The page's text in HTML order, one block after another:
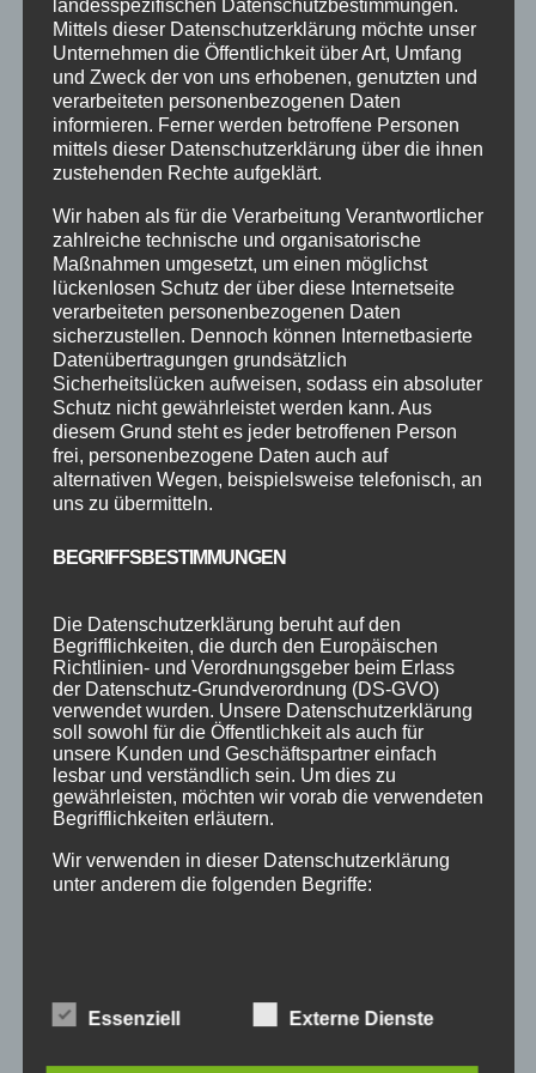
Freunde der Tanzschule, seit dem 08.06.2020
dürfen Tanzschulen unter bestimmten
Auflagen wieder öffnen. Unser Online-
Programm wird bei bestimmten Kursen, wie
Zumba®Fitness, Zumba®Gold und unseren
TanzClubs weiterhin...
SUCHE
NEUESTE BEITRÄGE
SCHNUPPERTAG 2026
Abschlussball 2026
WEIHNACHTSFERIEN
KATEGORIEN
SCHLAGWÖRTER
2023 2024 Allgäu Anfängerkurs
Boogie
Charity
cool Corona Coronavirus
Dance
dancing
Deine Tanzschule Einsteigerkurs
Ferien
Ferienprogramm Fitness
Fortgeschrittene
Gesellschaftstanz
Immenstadt
Tanzkurs
Tanzpause Tanzschule
Tanzschulfamilie
Training
Weihnachten Workout
Workshop
landesspezifischen Datenschutzbestimmungen.
Mittels dieser Datenschutzerklärung möchte unser
Unternehmen die Öffentlichkeit über Art, Umfang
und Zweck der von uns erhobenen, genutzten und
verarbeiteten personenbezogenen Daten
informieren. Ferner werden betroffene Personen
mittels dieser Datenschutzerklärung über die ihnen
zustehenden Rechte aufgeklärt.
Wir haben als für die Verarbeitung Verantwortlicher
zahlreiche technische und organisatorische
Maßnahmen umgesetzt, um einen möglichst
lückenlosen Schutz der über diese Internetseite
verarbeiteten personenbezogenen Daten
sicherzustellen. Dennoch können Internetbasierte
Datenübertragungen grundsätzlich
Sicherheitslücken aufweisen, sodass ein absoluter
Schutz nicht gewährleistet werden kann. Aus
diesem Grund steht es jeder betroffenen Person
frei, personenbezogene Daten auch auf
alternativen Wegen, beispielsweise telefonisch, an
uns zu übermitteln.
BEGRIFFSBESTIMMUNGEN
Die Datenschutzerklärung beruht auf den
Begrifflichkeiten, die durch den Europäischen
Richtlinien- und Verordnungsgeber beim Erlass
der Datenschutz-Grundverordnung (DS-GVO)
verwendet wurden. Unsere Datenschutzerklärung
soll sowohl für die Öffentlichkeit als auch für
unsere Kunden und Geschäftspartner einfach
lesbar und verständlich sein. Um dies zu
gewährleisten, möchten wir vorab die verwendeten
Begrifflichkeiten erläutern.
Wir verwenden in dieser Datenschutzerklärung
unter anderem die folgenden Begriffe:
Essenziell Externe Dienste